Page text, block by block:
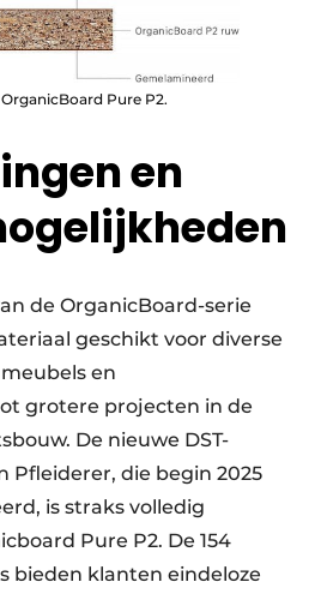
Pure P2.
en
de OrganicBoard-serie
geschikt voor diverse
en
grotere projecten in de
De nieuwe DST-
Pfleiderer, die begin 2025
is straks volledig
Pure P2. De 154
bieden klanten eindeloze